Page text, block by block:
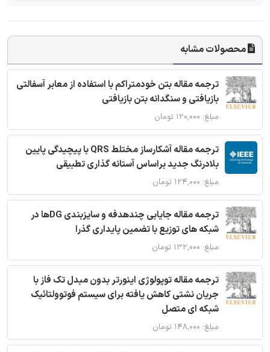
محصولات مشابه
ترجمه مقاله بتن خودمتراکم با استفاده از معابر آسفالتی
بازیافتی و سنگدانه بتن بازیافتی
مبلغ: ۱۲۰,۰۰۰ تومان
ترجمه مقاله آشکارساز مختلط QRS با پیچیدگی پایین
بلادرنگ جدید براساس آستانه گذاری تطبیقی
مبلغ: ۱۲۴,۰۰۰ تومان
ترجمه مقاله جایابی چندهدفه و سایزبندی DGها در
شبکه های توزیع با تضمین پایداری گذرا
مبلغ: ۱۳۲,۰۰۰ تومان
ترجمه مقاله توپولوژی اینورتر بدون مبدل تک فاز با
جریان نشتی کاهش یافته برای سیستم فوتوولتائیک
شبکه ای متصل
مبلغ: ۱۴۸,۰۰۰ تومان